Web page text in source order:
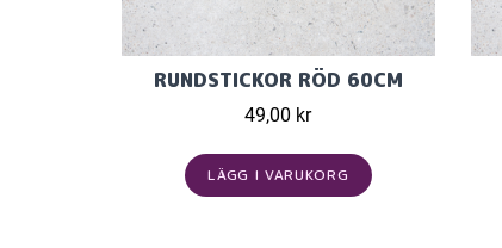
RUNDSTICKOR RÖD 60CM
49,00 kr
LÄGG I VARUKORG